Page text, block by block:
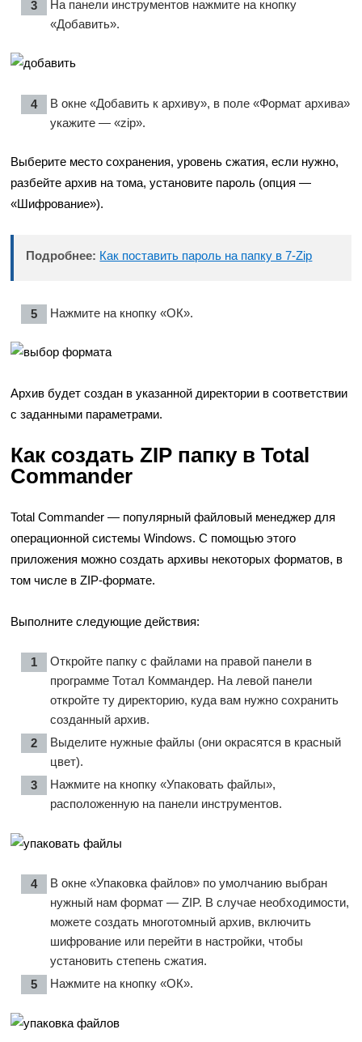
На панели инструментов нажмите на кнопку
«Добавить».
В окне «Добавить к архиву», в поле «Формат архива»
укажите — «zip».
Выберите место сохранения, уровень сжатия, если нужно,
разбейте архив на тома, установите пароль (опция —
«Шифрование»).
Подробнее: Как поставить пароль на папку в 7-Zip
Нажмите на кнопку «ОК».
Архив будет создан в указанной директории в соответствии
с заданными параметрами.
Как создать ZIP папку в Total
Commander
Total Commander — популярный файловый менеджер для
операционной системы Windows. С помощью этого
приложения можно создать архивы некоторых форматов, в
том числе в ZIP-формате.
Выполните следующие действия:
Откройте папку с файлами на правой панели в
программе Тотал Коммандер. На левой панели
откройте ту директорию, куда вам нужно сохранить
созданный архив.
Выделите нужные файлы (они окрасятся в красный
цвет).
Нажмите на кнопку «Упаковать файлы»,
расположенную на панели инструментов.
В окне «Упаковка файлов» по умолчанию выбран
нужный нам формат — ZIP. В случае необходимости,
можете создать многотомный архив, включить
шифрование или перейти в настройки, чтобы
установить степень сжатия.
Нажмите на кнопку «ОК».